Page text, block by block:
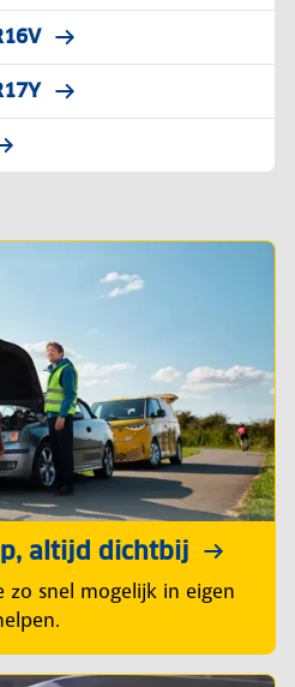
altijd dichtbij
zo snel mogelijk in eigen